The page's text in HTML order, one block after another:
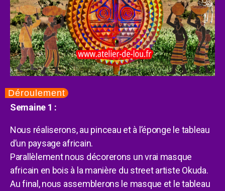
Déroulement
Semaine 1 :
Nous réaliserons, au pinceau et à l’éponge le tableau
d’un paysage africain.
Parallèlementnous décorerons un vrai masque
africain en bois à la manière du street artiste Okuda.
Au final, nous assemblerons le masque et le tableau